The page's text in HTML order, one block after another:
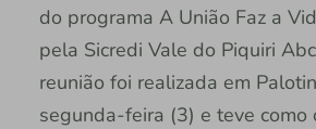
do programa A União Faz a
pela Sicredi Vale do Piquiri
reunião foi realizada em
segunda-feira (3) e teve como